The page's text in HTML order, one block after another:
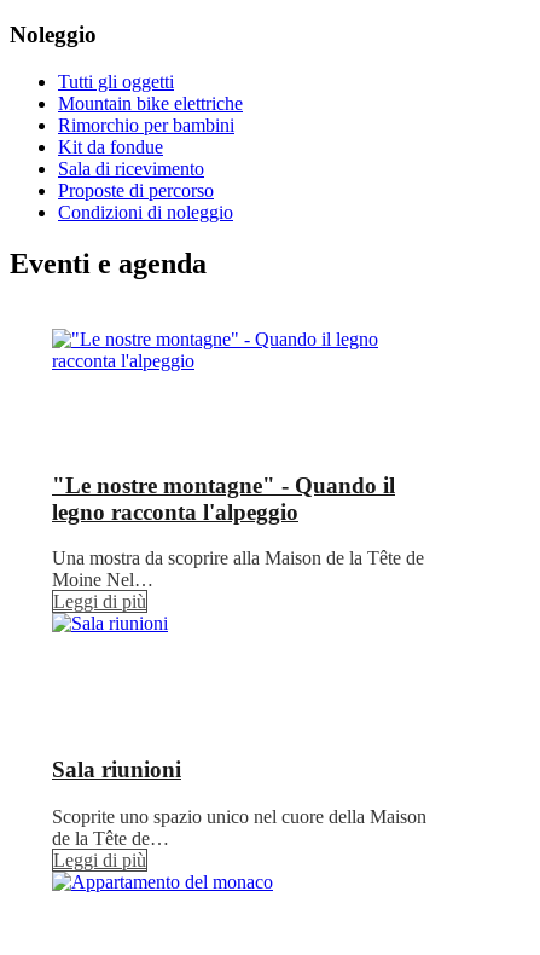
Noleggio
Tutti gli oggetti
Mountain bike elettriche
Rimorchio per bambini
Kit da fondue
Sala di ricevimento
Proposte di percorso
Condizioni di noleggio
Eventi e agenda
"Le nostre montagne" - Quando il
legno racconta l'alpeggio
Una mostra da scoprire alla Maison de la Tête de
Moine Nel…
Leggi di più
Sala riunioni
Scoprite uno spazio unico nel cuore della Maison
de la Tête de…
Leggi di più